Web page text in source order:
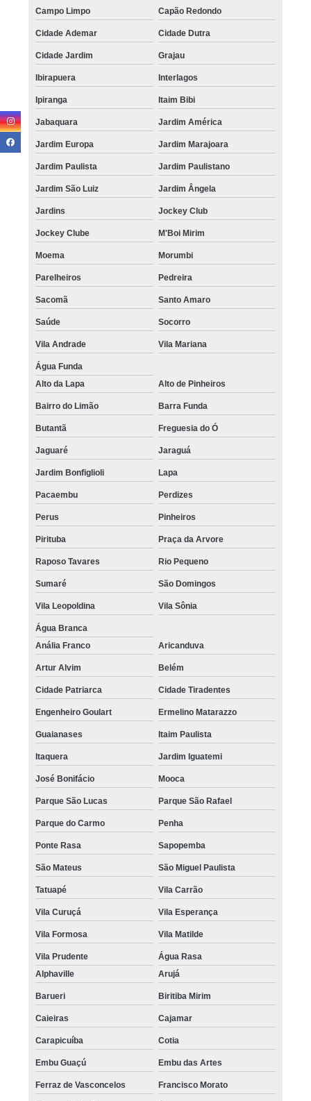
Campo Limpo Capão Redondo
Cidade Ademar Cidade Dutra
Cidade Jardim Grajau
Ibirapuera Interlagos
Ipiranga Itaim Bibi
Jabaquara Jardim América
Jardim Europa Jardim Marajoara
Jardim Paulista Jardim Paulistano
Jardim São Luiz Jardim Ângela
Jardins Jockey Club
Jockey Clube M'Boi Mirim
Moema Morumbi
Parelheiros Pedreira
Sacomã Santo Amaro
Saúde Socorro
Vila Andrade Vila Mariana
Água Funda
Alto da Lapa
Alto de Pinheiros
Bairro do Limão Barra Funda
Butantã Freguesia do Ó
Jaguaré Jaraguá
Jardim Bonfiglioli Lapa
Pacaembu Perdizes
Perus Pinheiros
Pirituba Praça da Arvore
Raposo Tavares Rio Pequeno
Sumaré São Domingos
Vila Leopoldina Vila Sônia
Água Branca
Anália Franco
Aricanduva
Artur Alvim Belém
Cidade Patriarca Cidade Tiradentes
Engenheiro Goulart Ermelino Matarazzo
Guaianases Itaim Paulista
Itaquera Jardim Iguatemi
José Bonifácio Mooca
Parque São Lucas Parque São Rafael
Parque do Carmo Penha
Ponte Rasa Sapopemba
São Mateus São Miguel Paulista
Tatuapé Vila Carrão
Vila Curuçá Vila Esperança
Vila Formosa Vila Matilde
Vila Prudente
Água Rasa
Alphaville
Arujá
Barueri Biritiba Mirim
Caieiras Cajamar
Carapicuíba Cotia
Embu Guaçú Embu das Artes
Ferraz de Vasconcelos Francisco Morato